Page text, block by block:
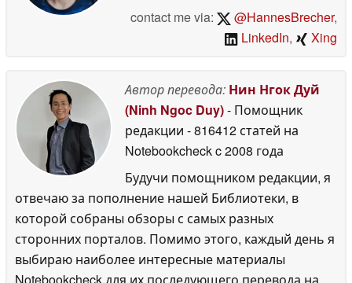
contact me via:
@HannesBrecher,
LinkedIn, Xing
Автор перевода: Нин Нгок Дуй
(Ninh Ngoc Duy)- Помощник
редакции - 816412 статей на
Notebookcheckc 2008 года
Будучи помощником редакции, я
отвечаю за пополнение нашей Библиотеки, в
которой собраны обзоры с самых разных
сторонних порталов. Помимо этого, каждый день я
выбираю наиболее интересные материалы
Notebookcheck для их последующего перевода на